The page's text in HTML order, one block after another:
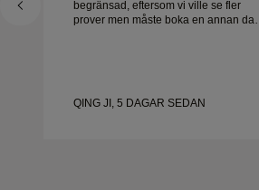
begränsad, eftersom vi ville se fler
prover men måste boka en annan dag.
QING JI, 5 DAGAR SEDAN